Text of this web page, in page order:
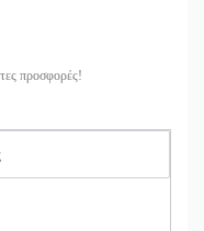
προσφορές!